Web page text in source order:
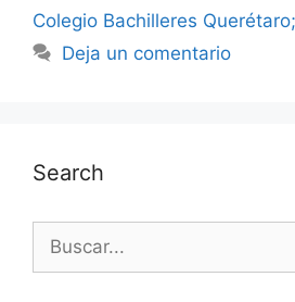
Colegio Bachilleres Querétaro;
Deja un comentario
Search